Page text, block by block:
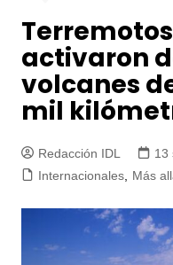
activaron
volcanes
mil
Redacción IDL
13
Internacionales, Más